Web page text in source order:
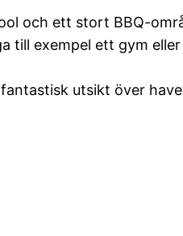
och ett stort BBQ-
exempel ett gym
utsikt över